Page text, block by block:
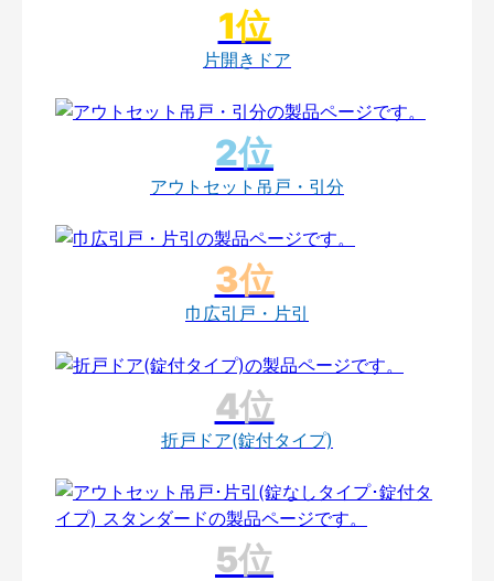
片開きドア
アウトセット吊戸・引分
巾広引戸・片引
折戸ドア(錠付タイプ)